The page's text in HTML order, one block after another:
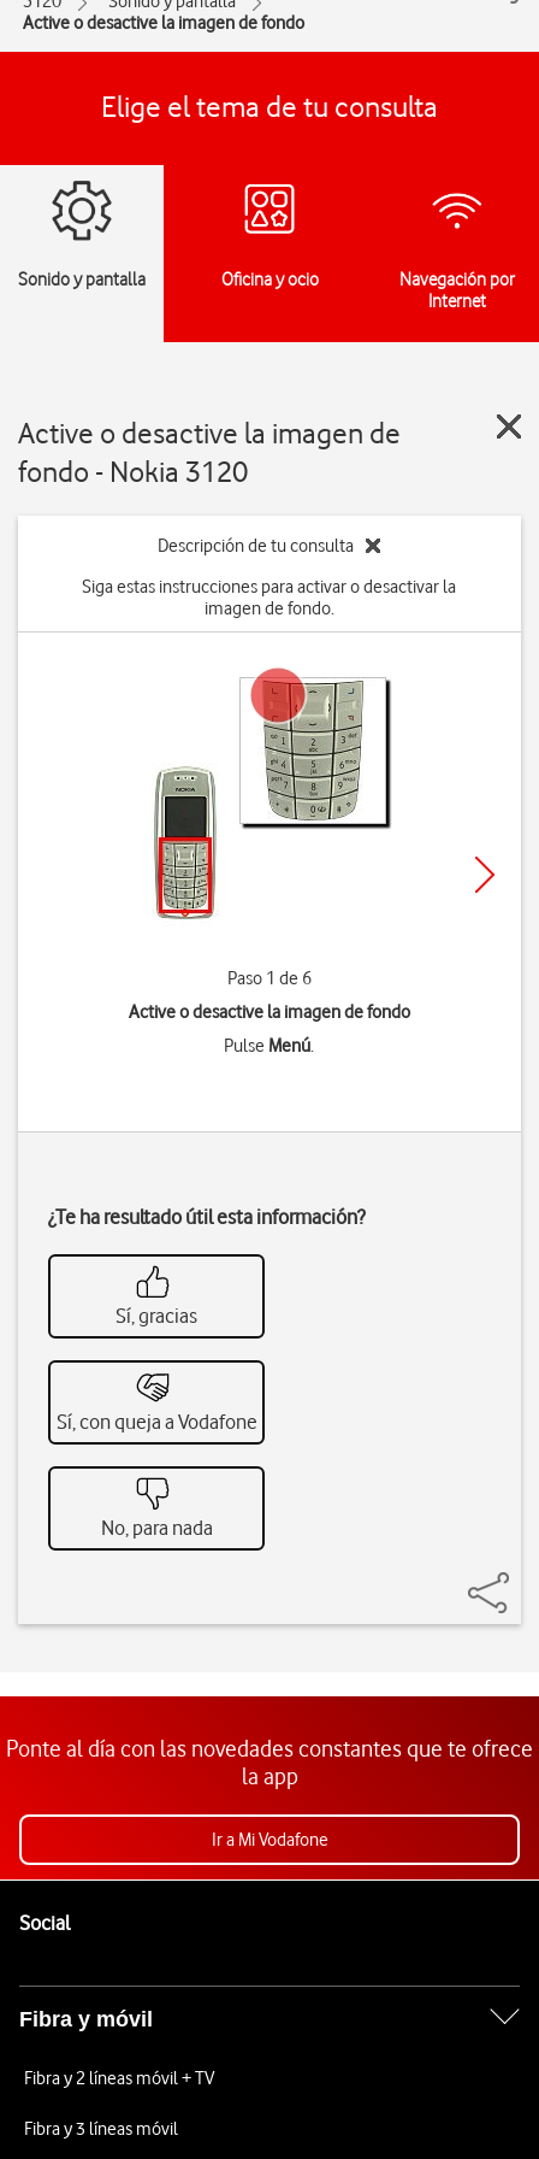
Active o desactive la imagen de fondo
Elige el tema de tu consulta
Sonido y pantalla Oficina y ocio
Navegación por
Internet
Active o desactive la imagen de
fondo - Nokia 3120
Descripción de tu consulta
Siga estas instrucciones para activar o desactivar la
imagen de fondo.
Paso 1 de 6
Active o desactive la imagen de fondo
Pulse Menú.
¿Te ha resultado útil esta información?
Sí, gracias
Sí, con queja a Vodafone
No, para nada
Ponte al día con las novedades constantes que te ofrece
la app
Ir a Mi Vodafone
SocialEnlaces a las redes sociales de Vodafone
Fibra y móvil
Fibra y 2 líneas móvil + TV
Fibra y 3 líneas móvil